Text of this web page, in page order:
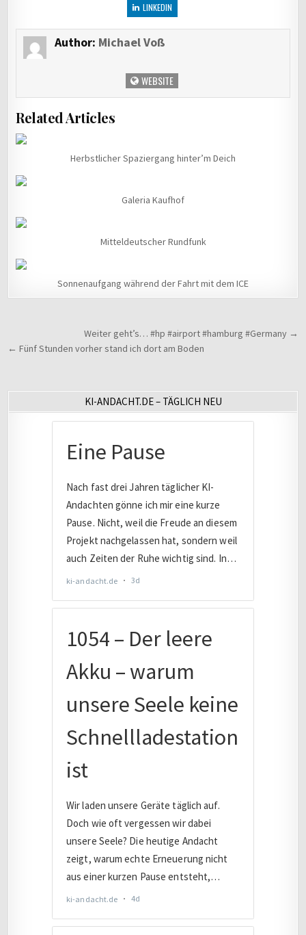
LINKEDIN
Author: Michael Voß
WEBSITE
Related Articles
Herbstlicher Spaziergang hinter’m Deich
Galeria Kaufhof
Mitteldeutscher Rundfunk
Sonnenaufgang während der Fahrt mit dem ICE
Beitragsnavigation
Weiter geht’s… #hp #airport #hamburg #Germany →
← Fünf Stunden vorher stand ich dort am Boden
KI-ANDACHT.DE – TÄGLICH NEU